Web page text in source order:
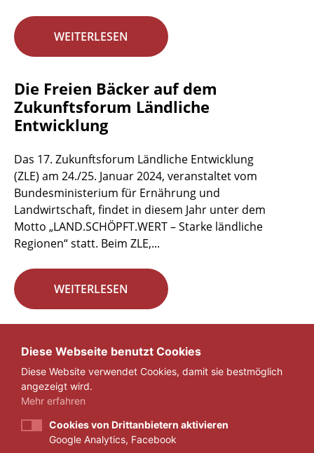
WEITERLESEN
Die Freien Bäcker auf dem
Zukunftsforum Ländliche
Entwicklung
Das 17. Zukunftsforum Ländliche Entwicklung
(ZLE) am 24./25. Januar 2024, veranstaltet vom
Bundesministerium für Ernährung und
Landwirtschaft, findet in diesem Jahr unter dem
Motto „LAND.SCHÖPFT.WERT – Starke ländliche
Regionen“ statt. Beim ZLE,...
WEITERLESEN
« 1 ... 3 4 5 ... 29 »
Diese Webseite benutzt Cookies
Diese Website verwendet Cookies, damit sie bestmöglich
angezeigt wird.
Mehr erfahren
Cookies von Drittanbietern aktivieren
Google Analytics, Facebook